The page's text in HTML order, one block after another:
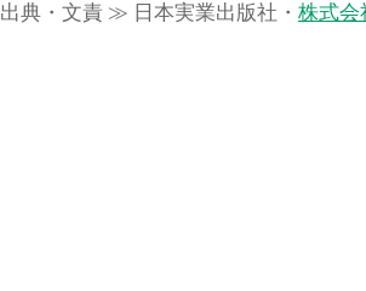
出典・文責 ≫ 日本実業出版社・ 株式会